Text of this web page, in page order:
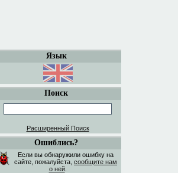
Язык
Поиск
Расширенный Поиск
Ошиблись?
Если вы обнаружили ошибку на
сайте, пожалуйста, сообщите нам
о ней.